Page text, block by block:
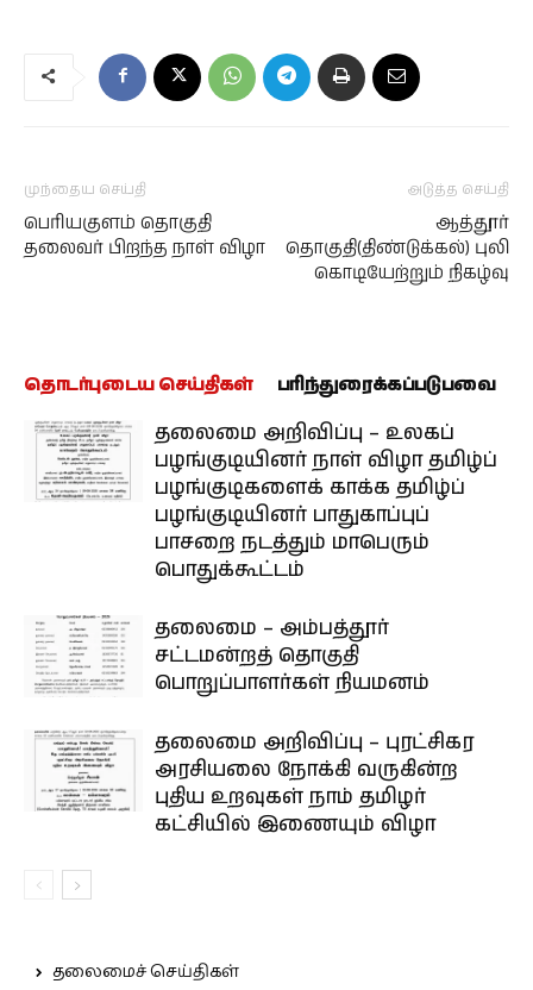
முந்தைய செய்தி
பெரியகுளம் தொகுதி
தலைவர் பிறந்த நாள் விழா
அடுத்த செய்தி
ஆத்தூர்
தொகுதி(திண்டுக்கல்) புலி
கொடியேற்றும் நிகழ்வு
தொடர்புடைய செய்திகள் பரிந்துரைக்கப்படுபவை
தலைமை அறிவிப்பு – உலகப்
பழங்குடியினர் நாள் விழா தமிழ்ப்
பழங்குடிகளைக் காக்க தமிழ்ப்
பழங்குடியினர் பாதுகாப்புப்
பாசறை நடத்தும் மாபெரும்
பொதுக்கூட்டம்
தலைமை – அம்பத்தூர்
சட்டமன்றத் தொகுதி
பொறுப்பாளர்கள் நியமனம்
தலைமை அறிவிப்பு – புரட்சிகர
அரசியலை நோக்கி வருகின்ற
புதிய உறவுகள் நாம் தமிழர்
கட்சியில் இணையும் விழா
தலைமைச் செய்திகள்